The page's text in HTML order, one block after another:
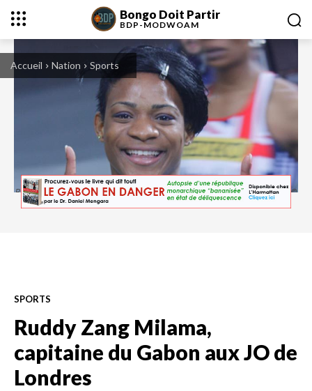
Bongo Doit Partir
BDP-MODWOAM
Accueil Nation Sports
Ruddy Zang-Milama était la meilleure chance gabonaise aux JO de Londres. ©
SPORTS
Ruddy Zang Milama,
capitaine du Gabon aux JO de
Londres